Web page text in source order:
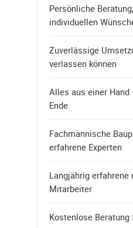
Persönliche
individuellen
Zuverlässige
verlassen können
Alles aus einer
Ende
Fachmännische
erfahrene Experten
Langjährig
Mitarbeiter
Kostenlose Beratung